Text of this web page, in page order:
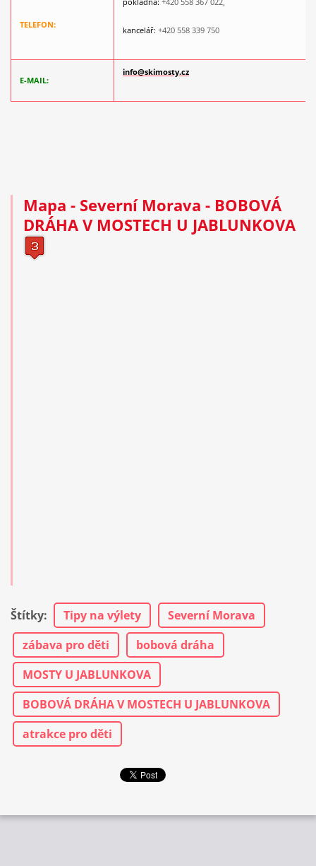
TELEFON:
kancelář: +420 558 339 750
E-MAIL:
info@skimosty.cz
Mapa - Severní Morava - BOBOVÁ
DRÁHA V MOSTECH U JABLUNKOVA
Štítky: Tipy na výlety
Severní Morava
zábava pro děti
bobová dráha
MOSTY U JABLUNKOVA
BOBOVÁ DRÁHA V MOSTECH U JABLUNKOVA
atrakce pro děti